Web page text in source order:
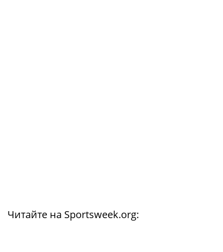
Читайте на Sportsweek.org: